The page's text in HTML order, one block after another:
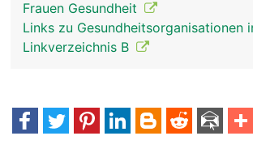
Frauen Gesundheit
Links zu Gesundheitsorganisationen
Linkverzeichnis B